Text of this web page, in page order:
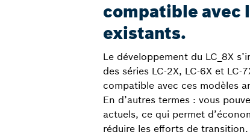
compatible avec
existants.
Le développement du LC_8X
des séries LC-2X, LC-6X et
compatible avec ces modèles
En d’autres termes : vous
actuels, ce qui permet
réduire les efforts de transition.